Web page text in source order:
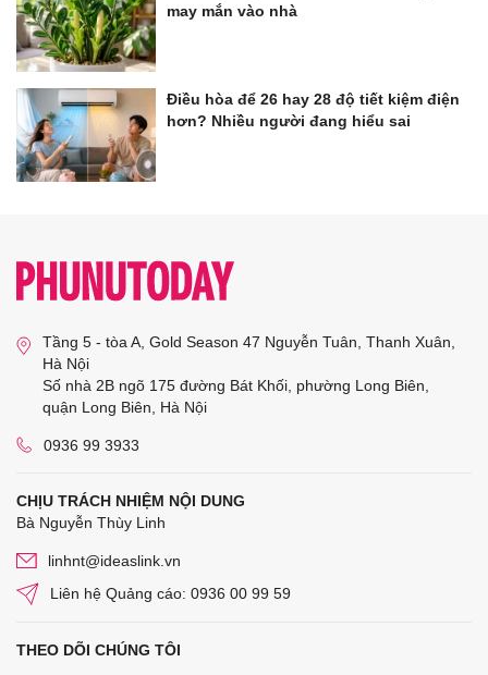
may mắn vào nhà
Điều hòa để 26 hay 28 độ tiết kiệm điện
hơn? Nhiều người đang hiểu sai
Tầng 5 - tòa A, Gold Season 47 Nguyễn Tuân, Thanh Xuân,
Hà Nội
Số nhà 2B ngõ 175 đường Bát Khối, phường Long Biên,
quận Long Biên, Hà Nội
0936 99 3933
CHỊU TRÁCH NHIỆM NỘI DUNG
Bà Nguyễn Thùy Linh
linhnt@ideaslink.vn
Liên hệ Quảng cáo: 0936 00 99 59
THEO DÕI CHÚNG TÔI